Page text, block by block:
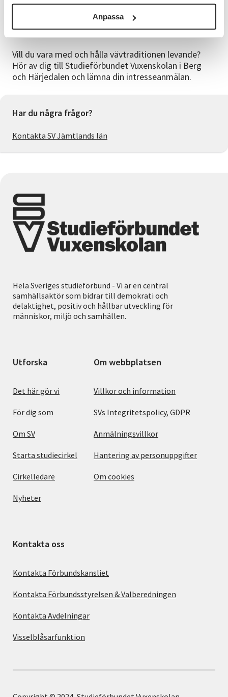
Anpassa
Vill du vara med och hålla vävtraditionen levande?
Hör av dig till Studieförbundet Vuxenskolan i Berg
och Härjedalen och lämna din intresseanmälan.
Har du några frågor?
Kontakta SV Jämtlands län
Hela Sveriges studieförbund - Vi är en central
samhällsaktör som bidrar till demokrati och
delaktighet, positiv och hållbar utveckling för
människor, miljö och samhällen.
Utforska
Det här gör vi
För dig som
Om SV
Starta studiecirkel
Cirkelledare
Nyheter
Om webbplatsen
Villkor och information
SVs Integritetspolicy, GDPR
Anmälningsvillkor
Hantering av personuppgifter
Om cookies
Kontakta oss
Kontakta Förbundskansliet
Kontakta Förbundsstyrelsen & Valberedningen
Kontakta Avdelningar
Visselblåsarfunktion